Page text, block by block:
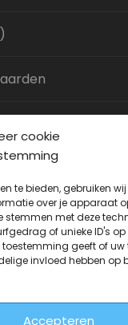
cookie
te bieden, gebruiken
over je apparaat
stemmen met deze
of unieke ID's op
toestemming geeft of
invloed hebben op
Accepteren
gebogen
prijs
prijs